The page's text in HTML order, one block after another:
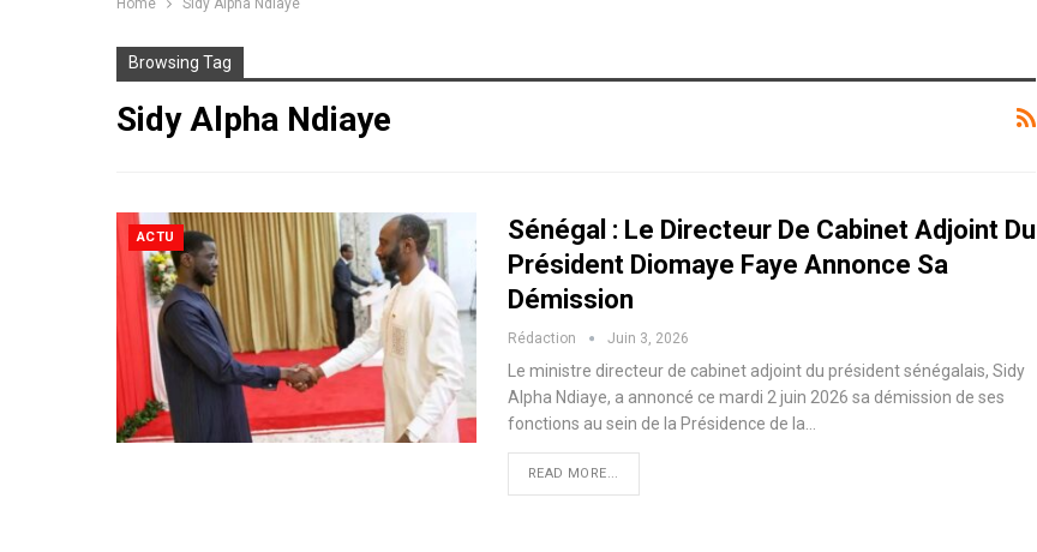
Home Sidy Alpha Ndiaye
Browsing Tag
Sidy Alpha Ndiaye
ACTU
Sénégal : Le Directeur De Cabinet Adjoint Du
Président Diomaye Faye Annonce Sa
Démission
Rédaction Juin 3, 2026
Le ministre directeur de cabinet adjoint du président sénégalais, Sidy
Alpha Ndiaye, a annoncé ce mardi 2 juin 2026 sa démission de ses
fonctions au sein de la Présidence de la…
READ MORE...